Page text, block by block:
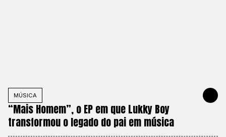
MÚSICA JUNE 2,
“Mais Homem”, o EP em que Lukky Boy
transformou o legado do pai em música